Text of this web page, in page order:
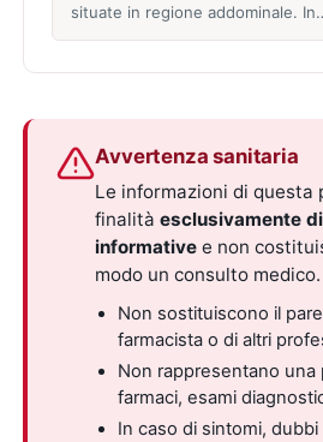
situate in regione addominale.
Avvertenza sanitaria
Le informazioni di questa
finalitàesclusivamente
informative e non
modo un consulto medico.
Non sostituiscono il
farmacista o di altri
Non rappresentano una
farmaci, esami
In caso di sintomi,